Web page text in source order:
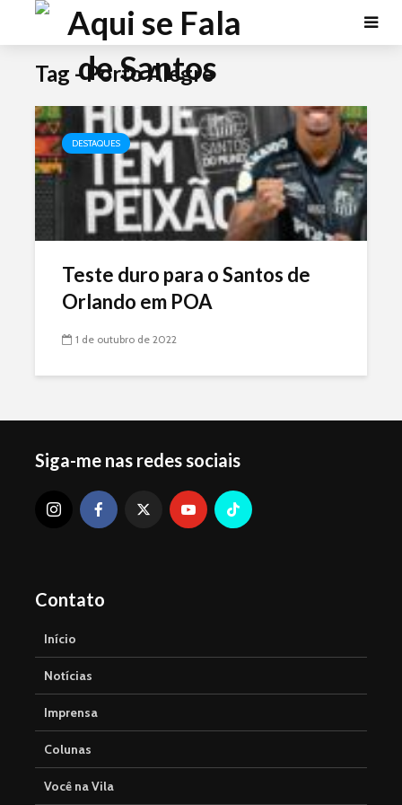
Tag - Porto Alegre
DESTAQUES
Teste duro para o Santos de
Orlando em POA
1 de outubro de 2022
Siga-me nas redes sociais
Contato
Início
Notícias
Imprensa
Colunas
Você na Vila